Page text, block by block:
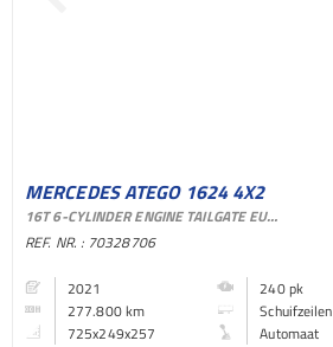
MERCEDES ATEGO 1624 4X2
SCHUIFZEILEN BAKWAGEN
16T 6-CYLINDER ENGINE TAILGATE EURO 6
REF. NR. : 70328706
2021
240 pk
277.800 km
Schuifzeilen
725x249x257
Automaat